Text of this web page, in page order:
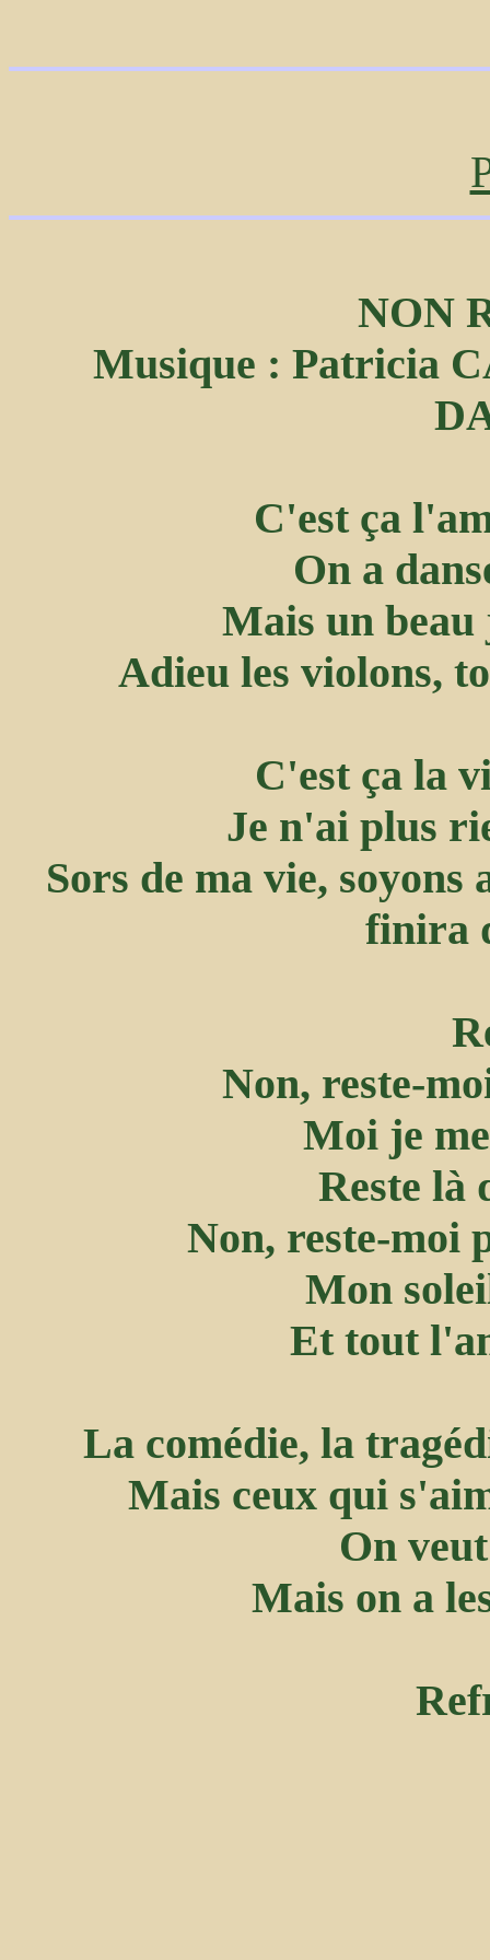
NON
Musique : Patricia
C'est ça
On a
Mais un
Adieu les violons,
C'est ça la
Je n'ai plus
Sors de ma vie, soyons
finira
Non, reste-
Moi je
Reste là
Non, reste-moi
Mon
Et tout
La comédie, la
Mais ceux qui
On
Mais on a